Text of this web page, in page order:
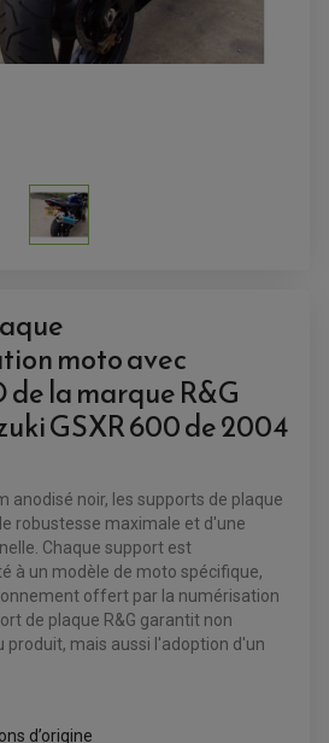
SMARTPHONE
POUR QUAD
QUAD
QUAD
DE GUIDON
/ ATTELAGE
QUAD
QUAD-SSV
QUAD
/ SSV
ENDURO
moto avec
la marque R&G
GSXR 600 de 2004
anodisé noir, les supports de plaque
robustesse maximale et d'une
Chaque support est
à un modèle de moto spécifique,
offert par la numérisation
de plaque R&G garantit non
produit, mais aussi l'adoption d'un
d’origine